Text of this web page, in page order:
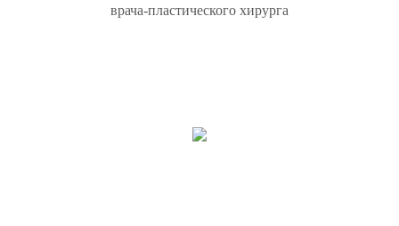
врача-пластического хирурга